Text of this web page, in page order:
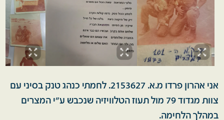
אני אהרון פרדו מ.א. 2153627. לחמתי כנהג טנק בסיני עם
צוות מגדוד 79 מול תעוז הטלוויזיה שנכבש ע"י המצרים
במהלך הלחימה.